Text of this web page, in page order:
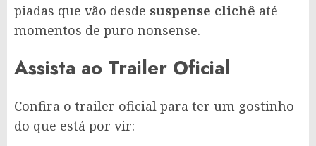
piadas que vão desde suspense clichê até
momentos de puro nonsense.
Assista ao Trailer Oficial
Confira o trailer oficial para ter um gostinho
do que está por vir: